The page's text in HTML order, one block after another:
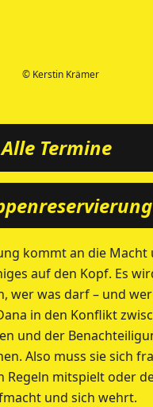
Alle Termine
kommt an die Macht
auf den Kopf. Es
wer was darf – und
in den Konflikt
und der
Also muss sie sich
Regeln mitspielt oder
und sich wehrt.
© Kerstin Krämer